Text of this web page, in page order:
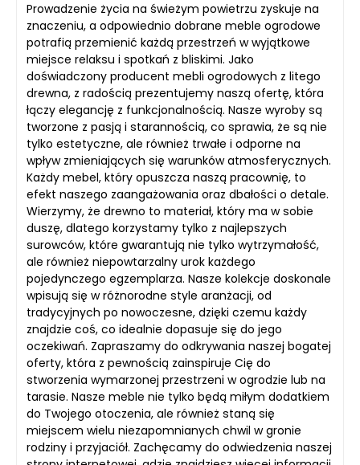
Prowadzenie życia na świeżym powietrzu zyskuje na
znaczeniu, a odpowiednio dobrane meble ogrodowe
potrafią przemienić każdą przestrzeń w wyjątkowe
miejsce relaksu i spotkań z bliskimi. Jako
doświadczony producent mebli ogrodowych z litego
drewna, z radością prezentujemy naszą ofertę, która
łączy elegancję z funkcjonalnością. Nasze wyroby są
tworzone z pasją i starannością, co sprawia, że są nie
tylko estetyczne, ale również trwałe i odporne na
wpływ zmieniających się warunków atmosferycznych.
Każdy mebel, który opuszcza naszą pracownię, to
efekt naszego zaangażowania oraz dbałości o detale.
Wierzymy, że drewno to materiał, który ma w sobie
duszę, dlatego korzystamy tylko z najlepszych
surowców, które gwarantują nie tylko wytrzymałość,
ale również niepowtarzalny urok każdego
pojedynczego egzemplarza. Nasze kolekcje doskonale
wpisują się w różnorodne style aranżacji, od
tradycyjnych po nowoczesne, dzięki czemu każdy
znajdzie coś, co idealnie dopasuje się do jego
oczekiwań. Zapraszamy do odkrywania naszej bogatej
oferty, która z pewnością zainspiruje Cię do
stworzenia wymarzonej przestrzeni w ogrodzie lub na
tarasie. Nasze meble nie tylko będą miłym dodatkiem
do Twojego otoczenia, ale również staną się
miejscem wielu niezapomnianych chwil w gronie
rodziny i przyjaciół. Zachęcamy do odwiedzenia naszej